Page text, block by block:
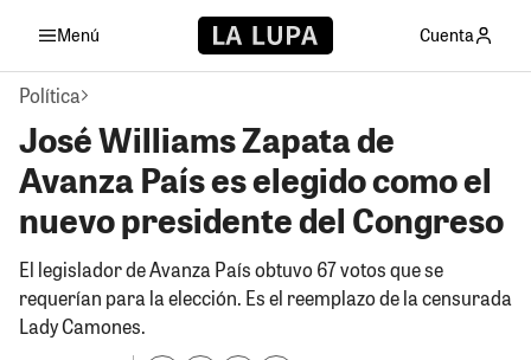
Menú Cuenta
Política
José Williams Zapata de
Avanza País es elegido como el
nuevo presidente del Congreso
El legislador de Avanza País obtuvo 67 votos que se
requerían para la elección. Es el reemplazo de la censurada
Lady Camones.